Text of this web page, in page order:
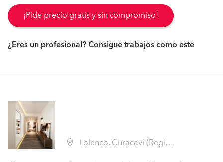
¡Pide precio gratis y sin compromiso!
¿Eres un profesional? Consigue trabajos como este
Lolenco, Curacaví (Región Metropolitana - Melipilla)